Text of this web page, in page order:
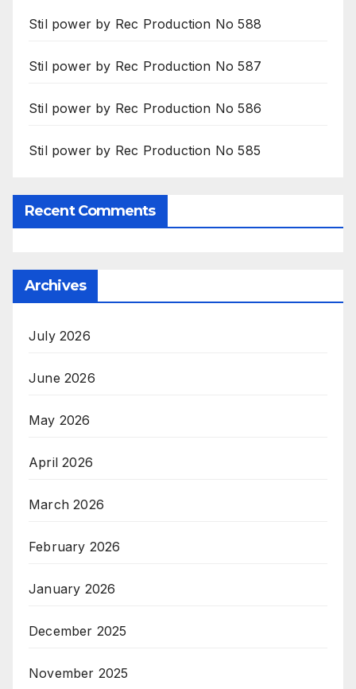
Stil power by Rec Production No 588
Stil power by Rec Production No 587
Stil power by Rec Production No 586
Stil power by Rec Production No 585
Recent Comments
Archives
July 2026
June 2026
May 2026
April 2026
March 2026
February 2026
January 2026
December 2025
November 2025